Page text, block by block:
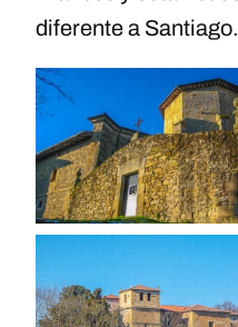
diferente a Santiago.